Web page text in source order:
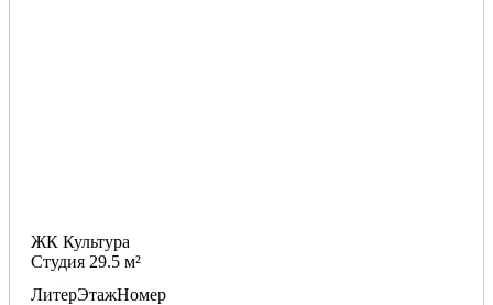
ЖК Культура
Студия 29.5 м²
ЛитерЭтажНомер